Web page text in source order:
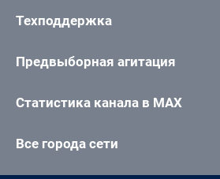
Техподдержка
Предвыборная агитация
Статистика канала в MAX
Все города сети